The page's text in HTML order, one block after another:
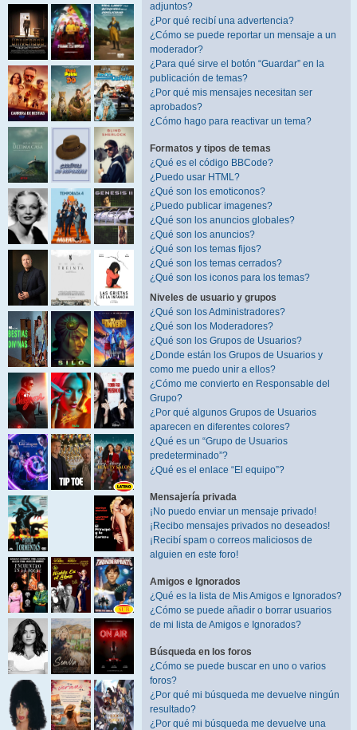
adjuntos?
¿Por qué recibí una advertencia?
¿Cómo se puede reportar un mensaje a un
moderador?
¿Para qué sirve el botón “Guardar” en la
publicación de temas?
¿Por qué mis mensajes necesitan ser
aprobados?
¿Cómo hago para reactivar un tema?
Formatos y tipos de temas
¿Qué es el código BBCode?
¿Puedo usar HTML?
¿Qué son los emoticonos?
¿Puedo publicar imagenes?
¿Qué son los anuncios globales?
¿Qué son los anuncios?
¿Qué son los temas fijos?
¿Qué son los temas cerrados?
¿Qué son los iconos para los temas?
Niveles de usuario y grupos
¿Qué son los Administradores?
¿Qué son los Moderadores?
¿Qué son los Grupos de Usuarios?
¿Donde están los Grupos de Usuarios y
como me puedo unir a ellos?
¿Cómo me convierto en Responsable del
Grupo?
¿Por qué algunos Grupos de Usuarios
aparecen en diferentes colores?
¿Qué es un “Grupo de Usuarios
predeterminado”?
¿Qué es el enlace “El equipo”?
Mensajería privada
¡No puedo enviar un mensaje privado!
¡Recibo mensajes privados no deseados!
¡Recibí spam o correos maliciosos de
alguien en este foro!
Amigos e Ignorados
¿Qué es la lista de Mis Amigos e Ignorados?
¿Cómo se puede añadir o borrar usuarios
de mi lista de Amigos e Ignorados?
Búsqueda en los foros
¿Cómo se puede buscar en uno o varios
foros?
¿Por qué mi búsqueda me devuelve ningún
resultado?
¿Por qué mi búsqueda me devuelve una